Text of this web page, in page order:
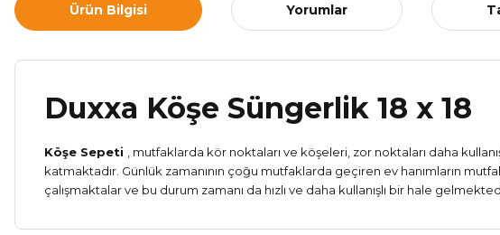
Ürün Bilgisi Yorumlar
Duxxa Köşe Süngerlik 18 x 18
Köşe Sepeti
, mutfaklarda kör noktaları ve köşeleri, zor noktaları daha
katmaktadır. Günlük zamanının çoğu mutfaklarda geçiren ev hanımların
çalışmaktalar ve bu durum zamanı da hızlı ve daha kullanışlı bir hale